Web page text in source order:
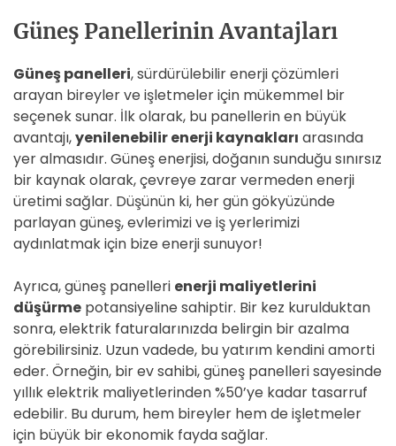
Güneş Panellerinin Avantajları
Güneş panelleri, sürdürülebilir enerji çözümleri
arayan bireyler ve işletmeler için mükemmel bir
seçenek sunar. İlk olarak, bu panellerin en büyük
avantajı,yenilenebilir enerji kaynakları arasında
yer almasıdır. Güneş enerjisi, doğanın sunduğu sınırsız
bir kaynak olarak, çevreye zarar vermeden enerji
üretimi sağlar. Düşünün ki, her gün gökyüzünde
parlayan güneş, evlerimizi ve iş yerlerimizi
aydınlatmak için bize enerji sunuyor!
Ayrıca, güneş panelleri enerji maliyetlerini
düşürme potansiyeline sahiptir. Bir kez kurulduktan
sonra, elektrik faturalarınızda belirgin bir azalma
görebilirsiniz. Uzun vadede, bu yatırım kendini amorti
eder. Örneğin, bir ev sahibi, güneş panelleri sayesinde
yıllık elektrik maliyetlerinden %50’ye kadar tasarruf
edebilir. Bu durum, hem bireyler hem de işletmeler
için büyük bir ekonomik fayda sağlar.